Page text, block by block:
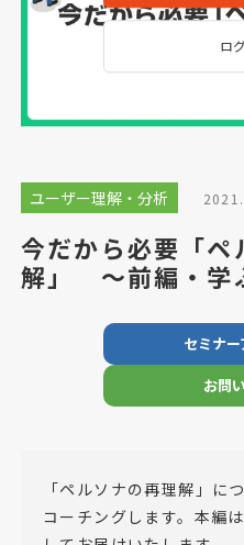
ロ
ユーザー理解・分析
今だから必要「ペ
解」 ～前編・学
セミナ
お問
「ペルソナの再理解」に
コーチングします。本編